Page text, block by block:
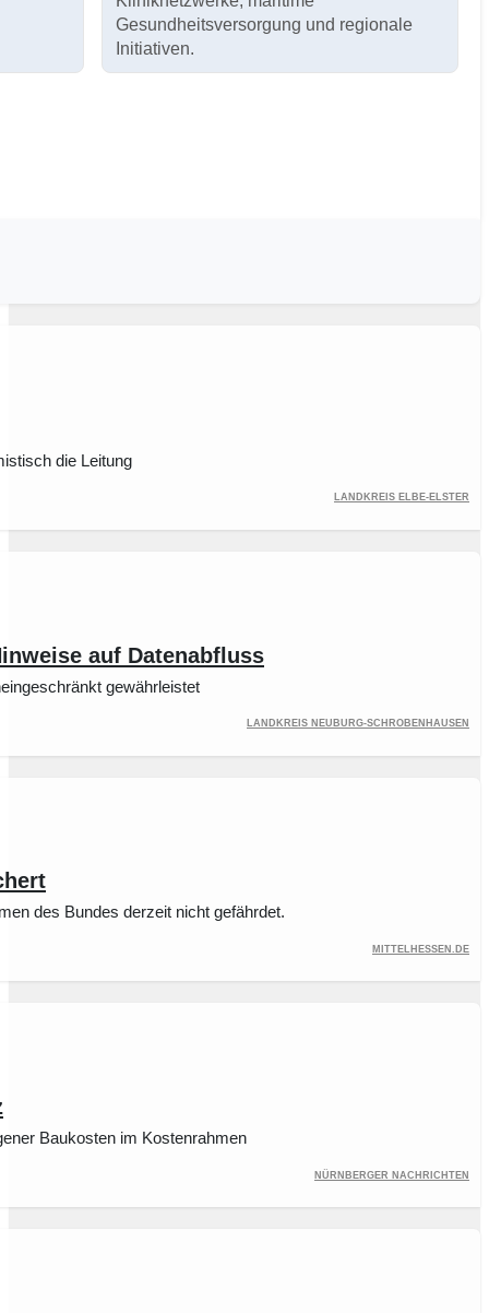
Gesundheitsversorgung und regionale
Initiativen.
die Leitung
Landkreis Elbe-Elster
auf Datenabfluss
gewährleistet
Landkreis Neuburg-Schrobenhausen
des Bundes derzeit nicht gefährdet.
Mittelhessen.de
Baukosten im Kostenrahmen
Nürnberger Nachrichten